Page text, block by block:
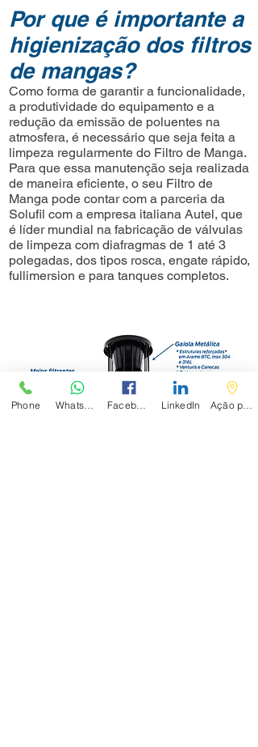
Por que é importante a
higienização dos filtros
de mangas?
Como forma de garantir a funcionalidade,
a produtividade do equipamento e a
redução da emissão de poluentes na
atmosfera, é necessário que seja feita a
limpeza regularmente do Filtro de Manga.
Para que essa manutenção seja realizada
de maneira eficiente, o seu Filtro de
Manga pode contar com a parceria da
Solufil com a empresa italiana Autel, que
é líder mundial na fabricação de válvulas
de limpeza com diafragmas de 1 até 3
polegadas, dos tipos rosca, engate rápido,
fullimersion e para tanques completos.
Phone LinkedIn